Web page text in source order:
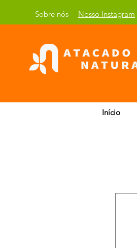
Sobre nós Nosso Instagram
Início